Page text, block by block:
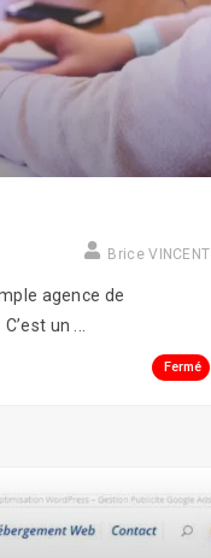
Brice VINCENT
agence de
un ...
Fermé